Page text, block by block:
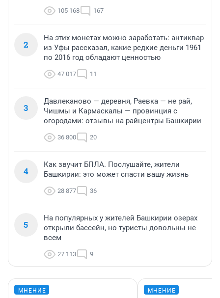
105 168 167
2
На этих монетах можно заработать: антиквар
из Уфы рассказал, какие редкие деньги 1961
по 2016 год обладают ценностью
47 017 11
3
Давлеканово — деревня, Раевка — не рай,
Чишмы и Кармаскалы — провинция с
огородами: отзывы на райцентры Башкирии
36 800 20
4
Как звучит БПЛА. Послушайте, жители
Башкирии: это может спасти вашу жизнь
28 877 36
5
На популярных у жителей Башкирии озерах
открыли бассейн, но туристы довольны не
всем
27 113 9
МНЕНИЕ МНЕНИЕ